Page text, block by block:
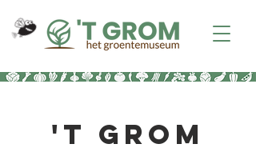
't Grom